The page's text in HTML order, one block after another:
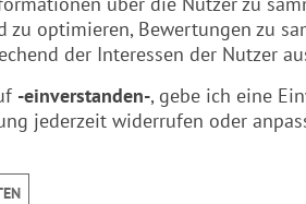
Ihnen nach Hause.
zu optimieren, Bewertungen zu
der Interessen der Nutzer
-einverstanden-, gebe ich eine
jederzeit widerrufen oder